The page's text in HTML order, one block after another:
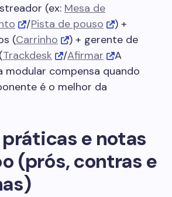
(ex: Mesa de
/Pista de pouso
) +
(Carrinho
) + gerente de
Trackdesk /Afirmar
A
modular compensa quando
é o melhor da
e notas
(prós, contras e